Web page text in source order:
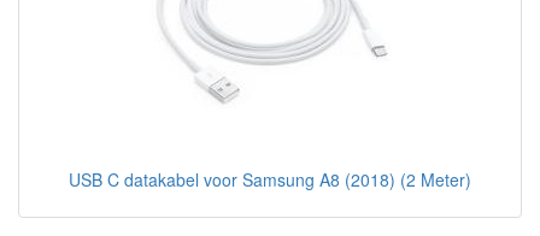
USB C datakabel voor Samsung A8 (2018) (2 Meter)